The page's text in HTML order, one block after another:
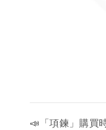
📣「項鍊」購買